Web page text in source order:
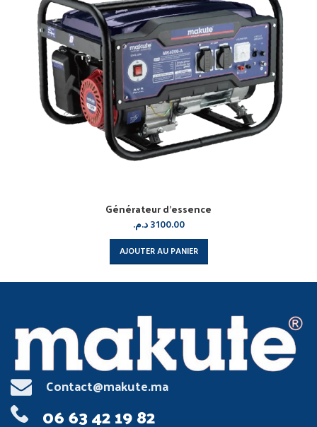
Générateur d’essence
3100.00د.م.
AJOUTER AU PANIER
Contact@makute.ma
06 63 42 19 82